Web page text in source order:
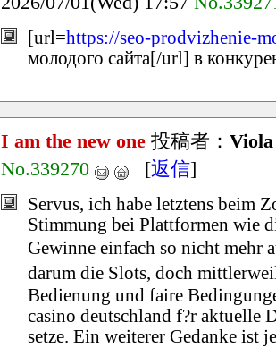
[url=https://seo-prodvizhenie-
молодого сайта[/url] в
I am the new one 投稿者： Viola
No.339270
[返信]
Servus, ich habe letztens beim
Stimmung bei Plattformen wie
Gewinne einfach so nicht mehr
darum die Slots, doch
Bedienung und faire
casino deutschland f?r aktuelle
setze. Ein weiterer Gedanke ist